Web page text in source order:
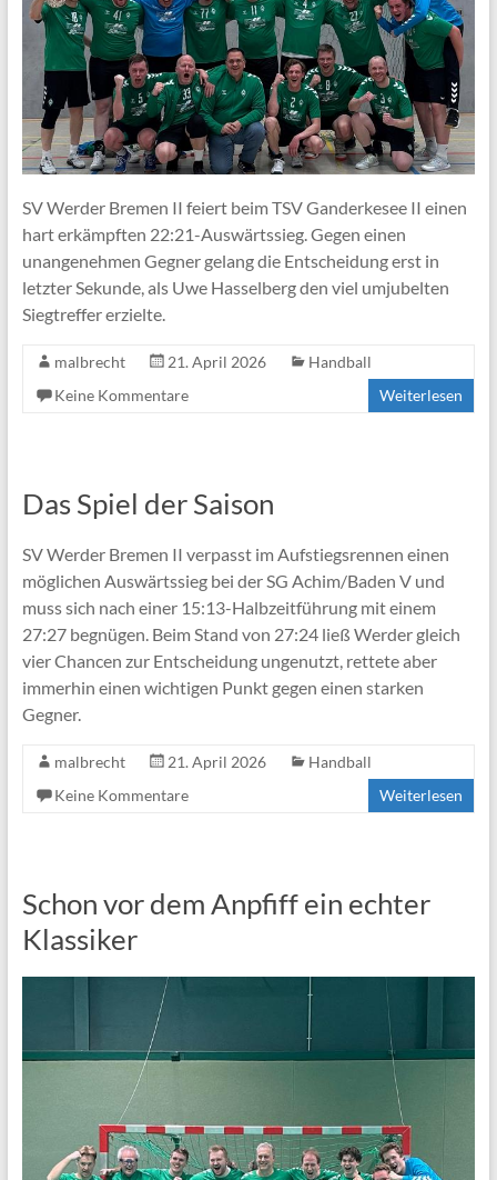
SV Werder Bremen II feiert beim TSV Ganderkesee II einen
hart erkämpften 22:21-Auswärtssieg. Gegen einen
unangenehmen Gegner gelang die Entscheidung erst in
letzter Sekunde, als Uwe Hasselberg den viel umjubelten
Siegtreffer erzielte.
malbrecht 21. April 2026
Handball
Keine Kommentare
Weiterlesen
Das Spiel der Saison
SV Werder Bremen II verpasst im Aufstiegsrennen einen
möglichen Auswärtssieg bei der SG Achim/Baden V und
muss sich nach einer 15:13-Halbzeitführung mit einem
27:27 begnügen. Beim Stand von 27:24 ließ Werder gleich
vier Chancen zur Entscheidung ungenutzt, rettete aber
immerhin einen wichtigen Punkt gegen einen starken
Gegner.
malbrecht 21. April 2026
Handball
Keine Kommentare
Weiterlesen
Schon vor dem Anpfiff ein echter
Klassiker